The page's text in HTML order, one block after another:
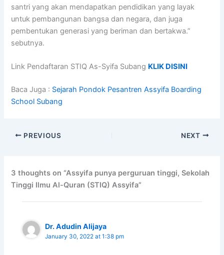
santri yang akan mendapatkan pendidikan yang layak
untuk pembangunan bangsa dan negara, dan juga
pembentukan generasi yang beriman dan bertakwa.”
sebutnya.
Link Pendaftaran STIQ As-Syifa Subang KLIK DISINI
Baca Juga : Sejarah Pondok Pesantren Assyifa Boarding
School Subang
PREVIOUS NEXT
3 thoughts on “Assyifa punya perguruan tinggi, Sekolah
Tinggi Ilmu Al-Quran (STIQ) Assyifa”
Dr. Adudin Alijaya
January 30, 2022 at 1:38 pm